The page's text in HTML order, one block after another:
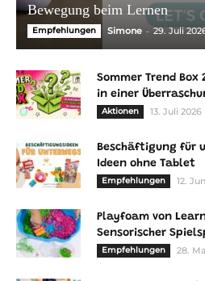
Bewegung beim Lernen
Empfehlungen Simone - 29. Juli
Sommer Trend Box
in einer
Aktionen 13. Juli 2026
Beschäftigung für
Ideen ohne Tablet
Empfehlungen 12.
Playfoam von
Sensorischer
Empfehlungen 28.